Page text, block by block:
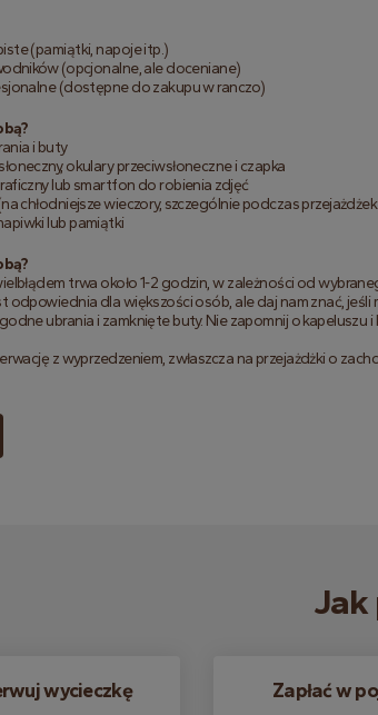
(pamiątki, napoje itp.)
(opcjonalne, ale doceniane)
(dostępne do zakupu w ranczo)
i buty
okulary przeciwsłoneczne i czapka
lub smartfon do robienia zdjęć
chłodniejsze wieczory, szczególnie podczas
lub pamiątki
trwa około 1-2 godzin, w zależności od
odpowiednia dla większości osób, ale daj nam znać, jeśli
ubrania i zamknięte buty. Nie zapomnij o kapeluszu
z wyprzedzeniem, zwłaszcza na przejażdżki o
Jak
wycieczkę Zapłać w